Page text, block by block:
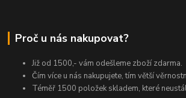
Proč u nás nakupovat?
Již od 1500,- vám odešleme zboží zdarma.
Čím více u nás nakupujete, tím větší
Téměř 1500 položek skladem, které